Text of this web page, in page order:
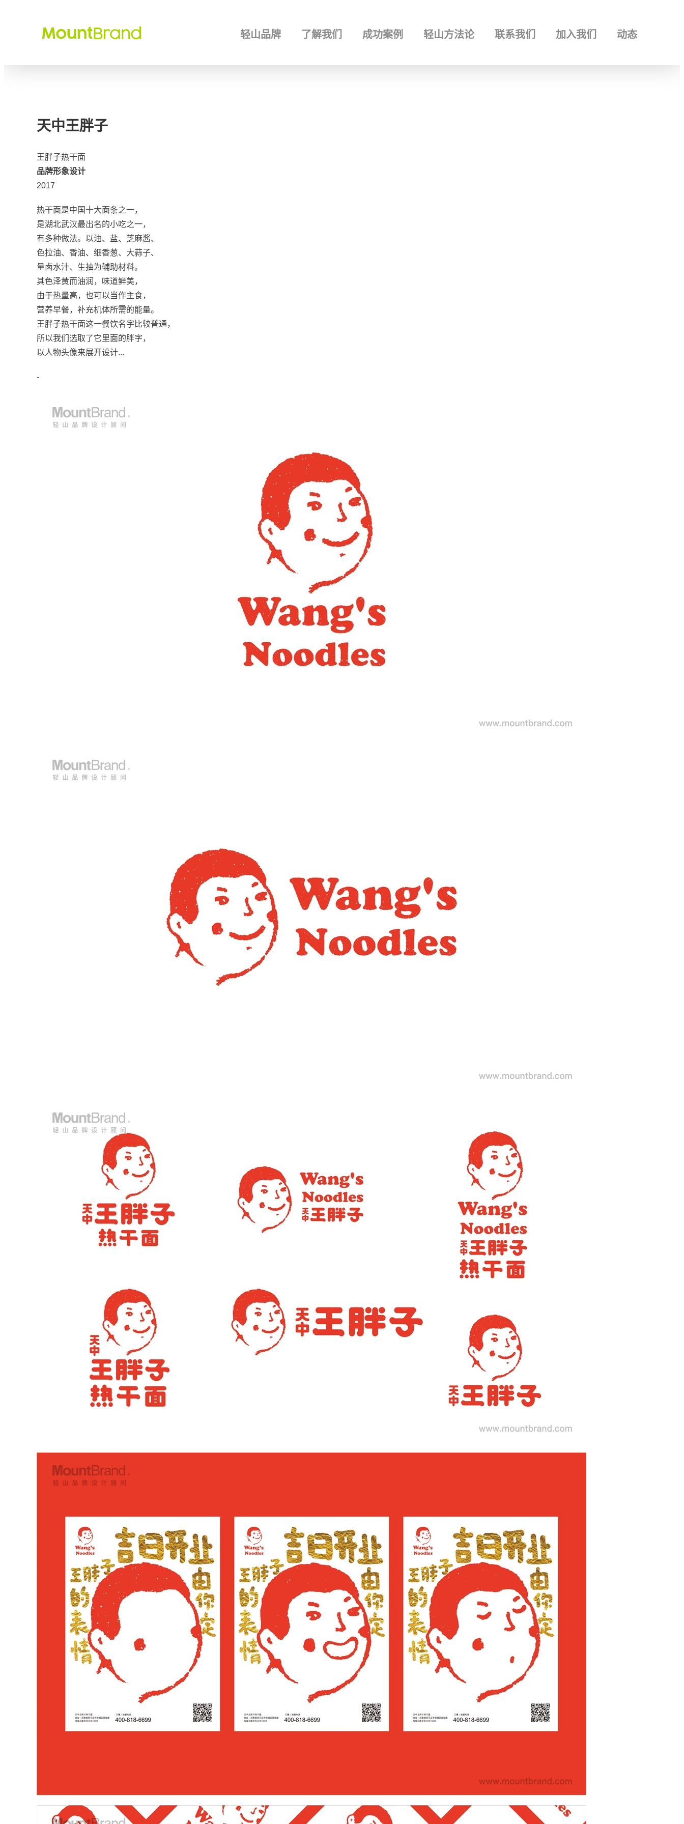
司 | Hebei Shijiazhuang Brand Company
轻山品牌 了解我们 成功案例 轻山方法论 联系我们 加入我们 动态
天中王胖子
王胖子热干面
品牌形象设计
2017
热干面是中国十大面条之一，
是湖北武汉最出名的小吃之一，
有多种做法。以油、盐、芝麻酱、
色拉油、香油、细香葱、大蒜子、
量卤水汁、生抽为辅助材料。
其色泽黄而油润，味道鲜美，
由于热量高，也可以当作主食，
营养早餐，补充机体所需的能量。
王胖子热干面这一餐饮名字比较普通，
所以我们选取了它里面的胖字，
以人物头像来展开设计...
-